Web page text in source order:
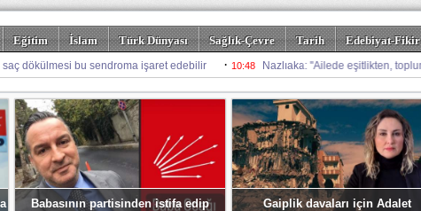
Eğitim İslam Türk Dünyası Sağlık-Çevre Tarih
Edebiyat-Fikir
Galeriler
Babasının partisinden istifa edip
Gaiplik davaları için Adalet